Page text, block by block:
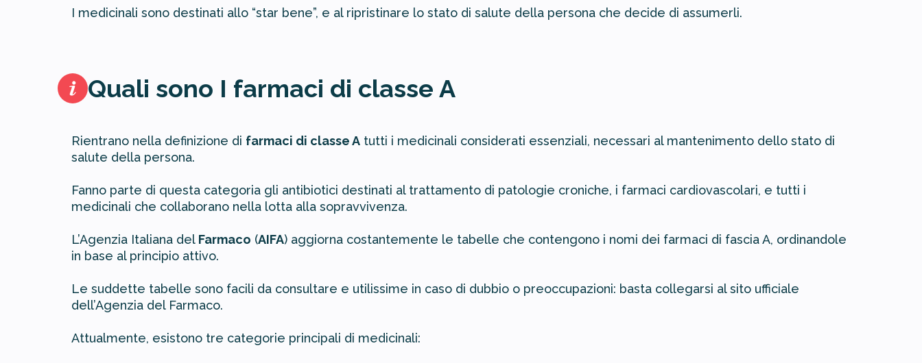
I medicinali sono destinati allo “star bene”, e al ripristinare lo stato di salute della persona che decide di assumerli.
Quali sono I farmaci di classe A
Rientrano nella definizione di farmaci di classe A tutti i medicinali considerati essenziali, necessari al mantenimento dello stato di
salute della persona.
Fanno parte di questa categoria gli antibiotici destinati al trattamento di patologie croniche, i farmaci cardiovascolari, e tutti i
medicinali che collaborano nella lotta alla sopravvivenza.
L’Agenzia Italiana del Farmaco (AIFA) aggiorna costantemente le tabelle che contengono i nomi dei farmaci di fascia A, ordinandole
in base al principio attivo.
Le suddette tabelle sono facili da consultare e utilissime in caso di dubbio o preoccupazioni: basta collegarsi al sito ufficiale
dell’Agenzia del Farmaco.
Attualmente, esistono tre categorie principali di medicinali: